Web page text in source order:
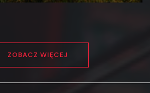
ZOBACZ WIĘCEJ